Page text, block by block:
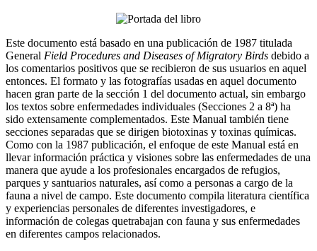
Este documento está basado en una publicación de 1987 titulada
General Field Procedures and Diseases of Migratory Birds debido a
los comentarios positivos que se recibieron de sus usuarios en aquel
entonces. El formato y las fotografías usadas en aquel documento
hacen gran parte de la sección 1 del documento actual, sin embargo
los textos sobre enfermedades individuales (Secciones 2 a 8ª) ha
sido extensamente complementados. Este Manual también tiene
secciones separadas que se dirigen biotoxinas y toxinas químicas.
Como con la 1987 publicación, el enfoque de este Manual está en
llevar información práctica y visiones sobre las enfermedades de una
manera que ayude a los profesionales encargados de refugios,
parques y santuarios naturales, así como a personas a cargo de la
fauna a nivel de campo. Este documento compila literatura científica
y experiencias personales de diferentes investigadores, e
información de colegas quetrabajan con fauna y sus enfermedades
en diferentes campos relacionados.